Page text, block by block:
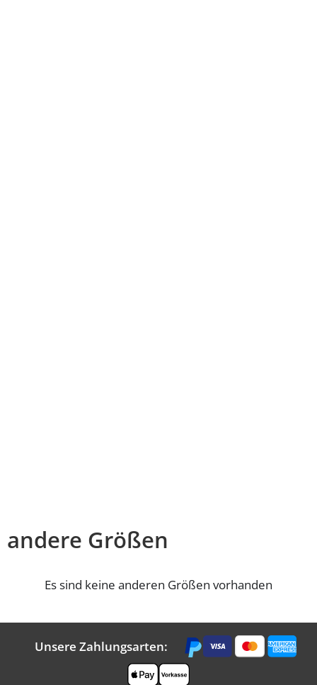
andere Größen
Es sind keine anderen Größen vorhanden
Unsere Zahlungsarten: